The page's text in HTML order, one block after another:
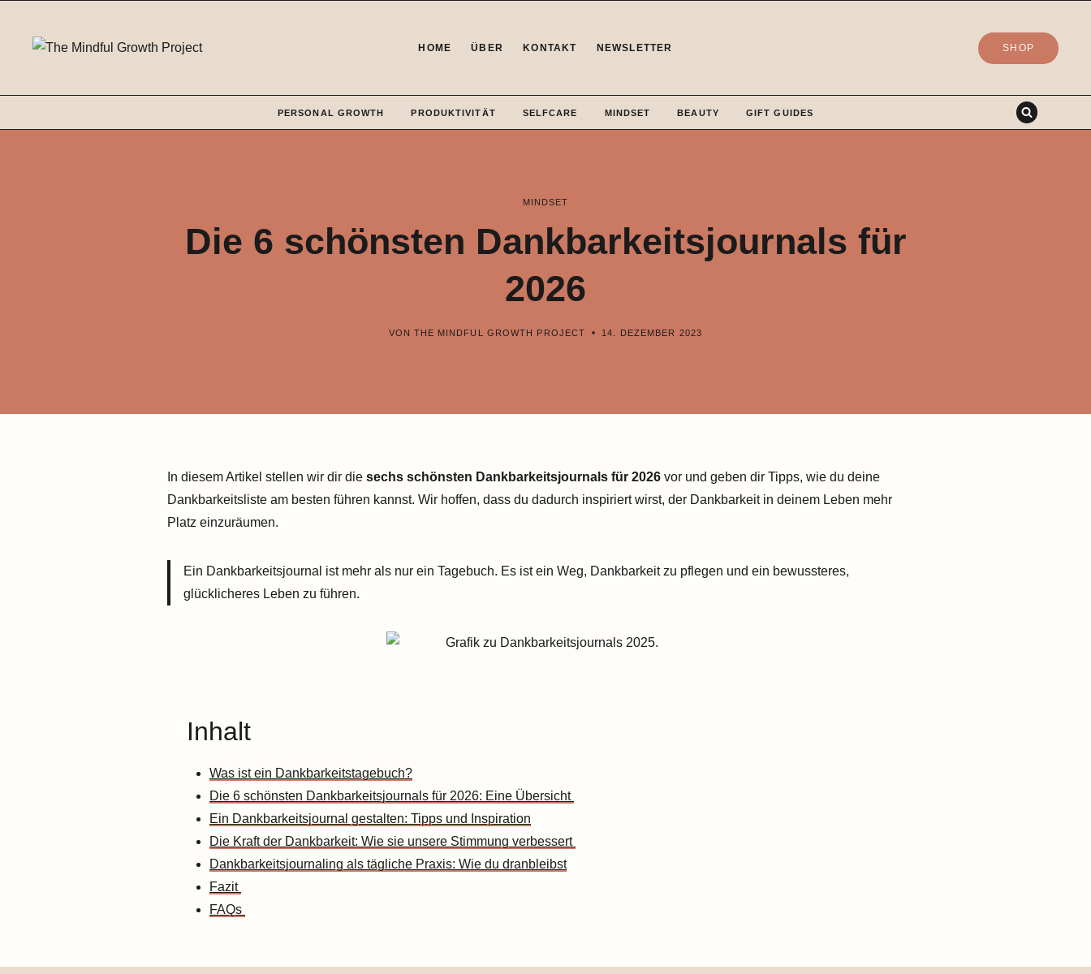
springen
HOME ÜBER KONTAKT NEWSLETTER SHOP
PERSONAL GROWTH PRODUKTIVITÄT SELFCARE MINDSET BEAUTY GIFT GUIDES
MINDSET
Die 6 schönsten Dankbarkeitsjournals für
2026
VON THE MINDFUL GROWTH PROJECT 14. DEZEMBER 2023
In diesem Artikel stellen wir dir die sechs schönsten Dankbarkeitsjournals für 2026 vor und geben dir Tipps, wie du deine
Dankbarkeitsliste am besten führen kannst. Wir hoffen, dass du dadurch inspiriert wirst, der Dankbarkeit in deinem Leben mehr
Platz einzuräumen.
Ein Dankbarkeitsjournal ist mehr als nur ein Tagebuch. Es ist ein Weg, Dankbarkeit zu pflegen und ein bewussteres,
glücklicheres Leben zu führen.
Inhalt
Was ist ein Dankbarkeitstagebuch?
Die 6 schönsten Dankbarkeitsjournals für 2026: Eine Übersicht
Ein Dankbarkeitsjournal gestalten: Tipps und Inspiration
Die Kraft der Dankbarkeit: Wie sie unsere Stimmung verbessert
Dankbarkeitsjournaling als tägliche Praxis: Wie du dranbleibst
Fazit
FAQs